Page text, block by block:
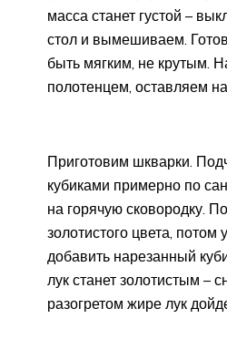
масса станет густой –
стол и вымешиваем.
быть мягким, не крутым.
полотенцем, оставляем
Приготовим шкварки.
кубиками примерно по
на горячую сковородку.
золотистого цвета, потом
добавить нарезанный
лук станет золотистым –
разогретом жире лук